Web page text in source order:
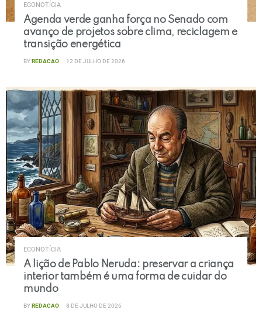
ECONOTÍCIA
Agenda verde ganha força no Senado com
avanço de projetos sobre clima, reciclagem e
transição energética
BYREDACAO 12 DE JULHO DE 2026
ECONOTÍCIA
A lição de Pablo Neruda: preservar a criança
interior também é uma forma de cuidar do
mundo
BYREDACAO 8 DE JULHO DE 2026